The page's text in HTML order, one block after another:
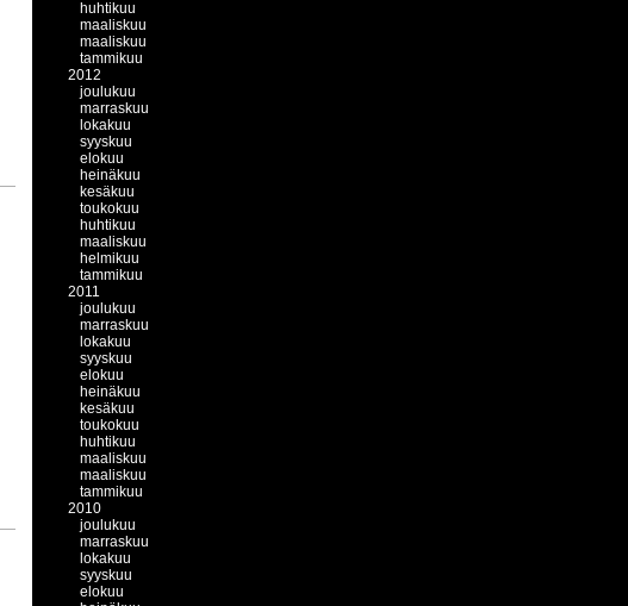
huhtikuu
maaliskuu
maaliskuu
tammikuu
2012
joulukuu
marraskuu
lokakuu
syyskuu
elokuu
heinäkuu
kesäkuu
toukokuu
huhtikuu
maaliskuu
helmikuu
tammikuu
2011
joulukuu
marraskuu
lokakuu
syyskuu
elokuu
heinäkuu
kesäkuu
toukokuu
huhtikuu
maaliskuu
maaliskuu
tammikuu
2010
joulukuu
marraskuu
lokakuu
syyskuu
elokuu